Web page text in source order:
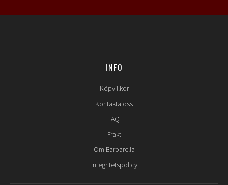
INFO
Köpvillkor
Kontakta oss
FAQ
Frakt
Om Barbarella
Integritetspolicy